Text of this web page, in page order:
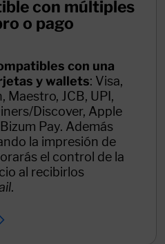
con múltiples
o pago
con una
y wallets: Visa,
Maestro, JCB, UPI,
Discover, Apple
Pay. Además
la impresión de
el control de la
al recibirlos
.